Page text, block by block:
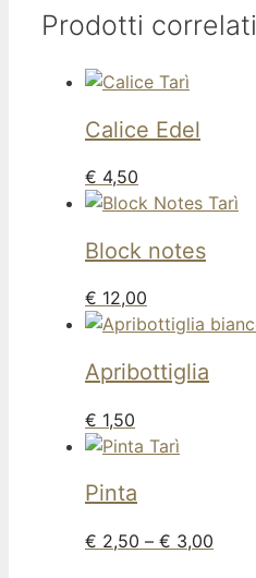
Prodotti correlati
Calice Edel
€ 4,50
Block notes
€ 12,00
Apribottiglia
€ 1,50
Pinta
€ 2,50 – € 3,00